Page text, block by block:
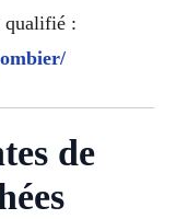
qualifié :
de